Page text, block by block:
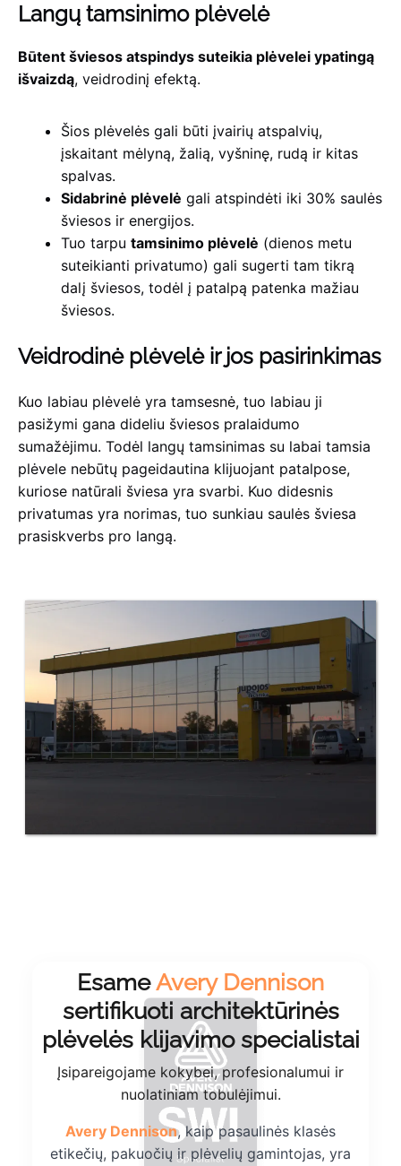
Langų tamsinimo plėvelė
Būtent šviesos atspindys suteikia plėvelei ypatingą
išvaizdą, veidrodinį efektą.
Šios plėvelės gali būti įvairių atspalvių,
įskaitant mėlyną, žalią, vyšninę, rudą ir kitas
spalvas.
Sidabrinė plėvelė gali atspindėti iki 30% saulės
šviesos ir energijos.
Tuo tarpu tamsinimo plėvelė (dienos metu
suteikianti privatumo) gali sugerti tam tikrą
dalį šviesos, todėl į patalpą patenka mažiau
šviesos.
Veidrodinė plėvelė ir jos pasirinkimas
Kuo labiau plėvelė yra tamsesnė, tuo labiau ji
pasižymi gana dideliu šviesos pralaidumo
sumažėjimu. Todėl langų tamsinimas su labai tamsia
plėvele nebūtų pageidautina klijuojant patalpose,
kuriose natūrali šviesa yra svarbi. Kuo didesnis
privatumas yra norimas, tuo sunkiau saulės šviesa
prasiskverbs pro langą.
EsameAvery Dennison
sertifikuoti architektūrinės
plėvelės klijavimo specialistai
Įsipareigojame kokybei, profesionalumui ir
nuolatiniam tobulėjimui.
Avery Dennison, kaip pasaulinės klasės
etikečių, pakuočių ir plėvelių gamintojas, yra